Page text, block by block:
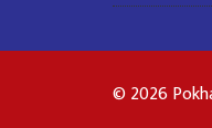
© 2026